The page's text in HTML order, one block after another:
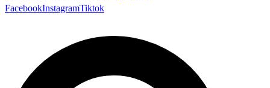
FacebookInstagramTiktok